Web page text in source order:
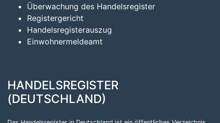
Überwachung des Handelsregister
Registergericht
Handelsregisterauszug
Einwohnermeldeamt
HANDELSREGISTER
(DEUTSCHLAND)